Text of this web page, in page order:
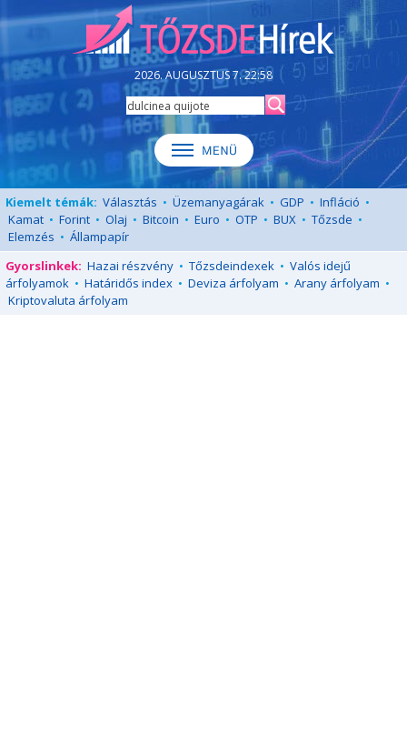
2026. AUGUSZTUS 7. 22:58
Kiemelt témák: Választás • Üzemanyagárak • GDP • Infláció •
Kamat • Forint • Olaj • Bitcoin • Euro • OTP • BUX • Tőzsde •
Elemzés • Állampapír
Gyorslinkek: Hazai részvény • Tőzsdeindexek • Valós idejű
árfolyamok • Határidős index • Deviza árfolyam • Arany árfolyam •
Kriptovaluta árfolyam